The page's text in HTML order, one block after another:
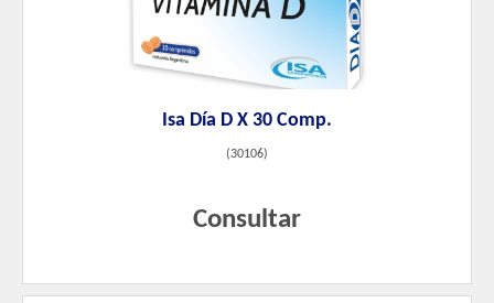
Isa Día D X 30 Comp.
(30106)
Consultar